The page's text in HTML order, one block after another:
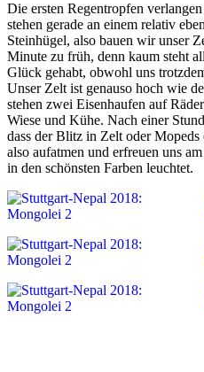
Die ersten Regentropfen
stehen gerade an einem relativ
Steinhügel, also bauen wir unser
Minute zu früh, denn kaum steht
Glück gehabt, obwohl uns
Unser Zelt ist genauso hoch wie
stehen zwei Eisenhaufen auf
Wiese und Kühe. Nach einer
dass der Blitz in Zelt oder
also aufatmen und erfreuen uns
in den schönsten Farben leuchtet.